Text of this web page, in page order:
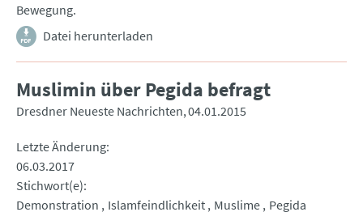
Bewegung.
Datei herunterladen
Muslimin über Pegida befragt
Dresdner Neueste Nachrichten 04.01.2015
Letzte Änderung
06.03.2017
Stichwort(e)
Demonstration
Islamfeindlichkeit Muslime Pegida